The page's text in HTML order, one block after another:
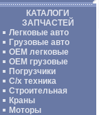
КАТАЛОГИ
ЗАПЧАСТЕЙ
Легковые авто
Грузовые авто
ОЕМ легковые
OEM грузовые
Погрузчики
С/х техника
Строительная
Краны
Моторы